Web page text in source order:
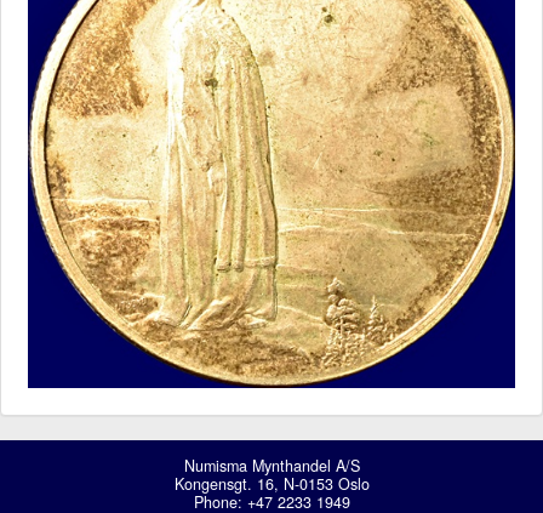
Numisma Mynthandel A/S
Kongensgt. 16, N-0153 Oslo
Phone: +47 2233 1949